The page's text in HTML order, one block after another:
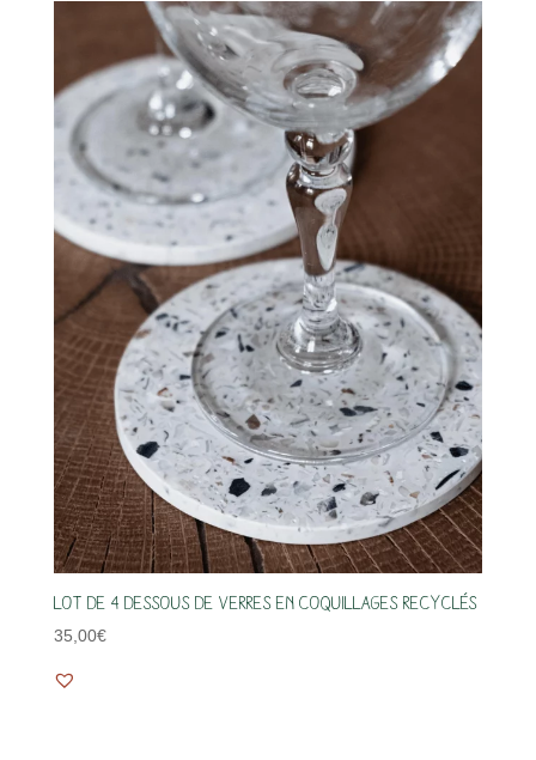
Lot de 4 dessous de verres en coquillages recyclés
35,00€